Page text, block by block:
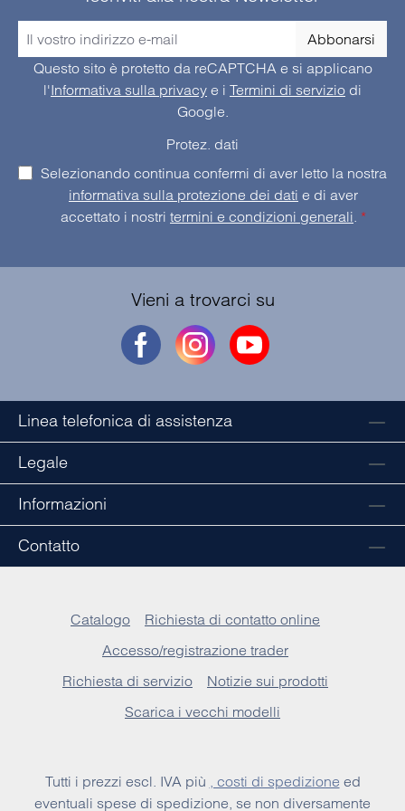
Abbonarsi
Questo sito è protetto da reCAPTCHA e si applicano
l'Informativa sulla privacy e i Termini di servizio di
Google.
Protez. dati
Selezionando continua confermi di aver letto la nostra
informativa sulla protezione dei dati e di aver
accettato i nostri termini e condizioni generali. *
Vieni a trovarci su
Linea telefonica di assistenza
Legale
Informazioni
Contatto
Catalogo
Richiesta di contatto online
Accesso/registrazione trader
Richiesta di servizio
Notizie sui prodotti
Scarica i vecchi modelli
Tutti i prezzi escl. IVA più , costi di spedizione ed
eventuali spese di spedizione, se non diversamente